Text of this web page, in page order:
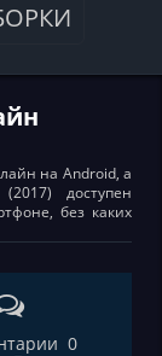
на Android, а
доступен
без каких
0